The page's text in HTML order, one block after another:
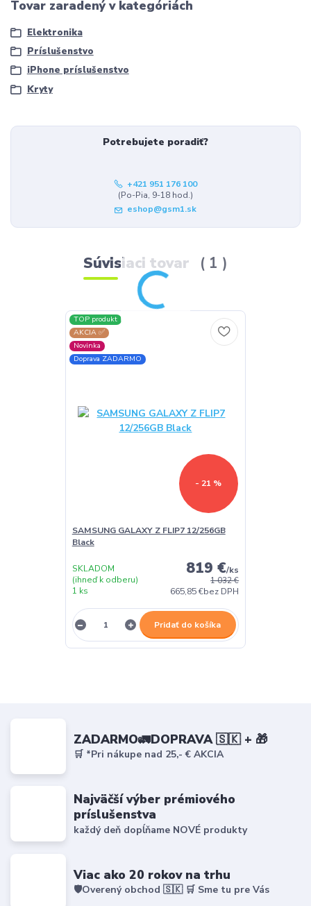
Tovar zaradený v kategóriách
Elektronika
Príslušenstvo
iPhone príslušenstvo
Kryty
Potrebujete poradiť?
+421 951 176 100
(Po-Pia, 9-18 hod.)
eshop@gsm1.sk
Súvisiaci tovar 1
TOP produkt
AKCIA ✅
Novinka
Doprava ZADARMO
- 21 %
SAMSUNG GALAXY Z FLIP7 12/256GB
Black
1 032 €
819 €/ks
665,85 €bez DPH
SKLADOM
(ihneď k odberu)
1 ks
Pridať do košíka
ZADARMO🚛DOPRAVA 🇸🇰 + 🎁
🛒 *Pri nákupe nad 25,- € AKCIA
Najväčší výber prémiového
príslušenstva
každý deň dopĺňame NOVÉ produkty
Viac ako 20 rokov na trhu
🛡️Overený obchod 🇸🇰 🛒 Sme tu pre Vás